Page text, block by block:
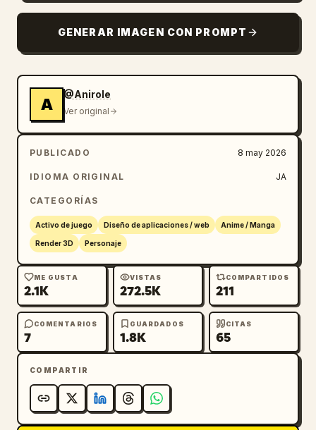
GENERAR IMAGEN CON PROMPT
A
@Anirole
Ver original
PUBLICADO 8 may 2026
IDIOMA ORIGINAL JA
CATEGORÍAS
Activo de juego Diseño de aplicaciones / web Anime / Manga
Render 3D Personaje
ME GUSTA
2.1K
VISTAS
272.5K
COMPARTIDOS
211
COMENTARIOS
7
GUARDADOS
1.8K
CITAS
65
COMPARTIR